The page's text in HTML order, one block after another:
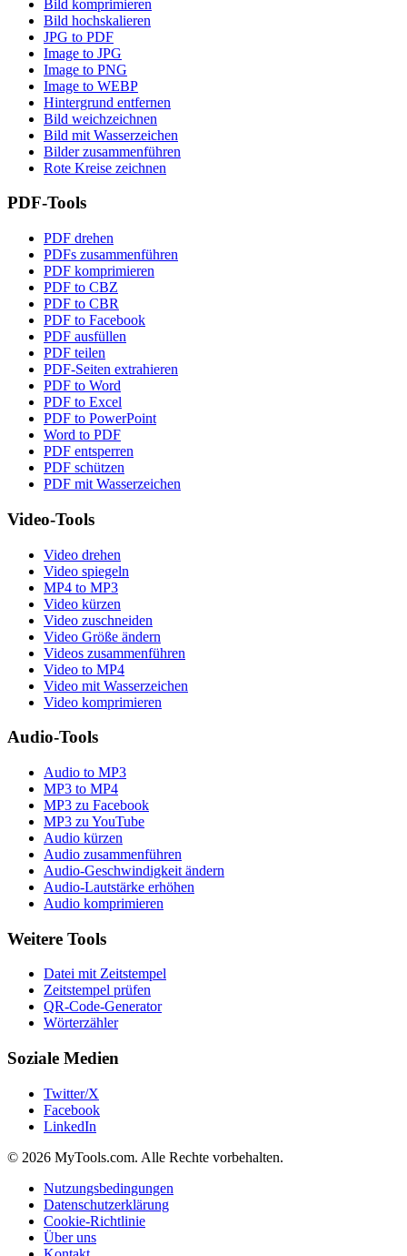
Bild komprimieren
Bild hochskalieren
JPG to PDF
Image to JPG
Image to PNG
Image to WEBP
Hintergrund entfernen
Bild weichzeichnen
Bild mit Wasserzeichen
Bilder zusammenführen
Rote Kreise zeichnen
PDF-Tools
PDF drehen
PDFs zusammenführen
PDF komprimieren
PDF to CBZ
PDF to CBR
PDF to Facebook
PDF ausfüllen
PDF teilen
PDF-Seiten extrahieren
PDF to Word
PDF to Excel
PDF to PowerPoint
Word to PDF
PDF entsperren
PDF schützen
PDF mit Wasserzeichen
Video-Tools
Video drehen
Video spiegeln
MP4 to MP3
Video kürzen
Video zuschneiden
Video Größe ändern
Videos zusammenführen
Video to MP4
Video mit Wasserzeichen
Video komprimieren
Audio-Tools
Audio to MP3
MP3 to MP4
MP3 zu Facebook
MP3 zu YouTube
Audio kürzen
Audio zusammenführen
Audio-Geschwindigkeit ändern
Audio-Lautstärke erhöhen
Audio komprimieren
Weitere Tools
Datei mit Zeitstempel
Zeitstempel prüfen
QR-Code-Generator
Wörterzähler
Soziale Medien
Twitter/X
Facebook
LinkedIn
© 2026 MyTools.com. Alle Rechte vorbehalten.
Nutzungsbedingungen
Datenschutzerklärung
Cookie-Richtlinie
Über uns